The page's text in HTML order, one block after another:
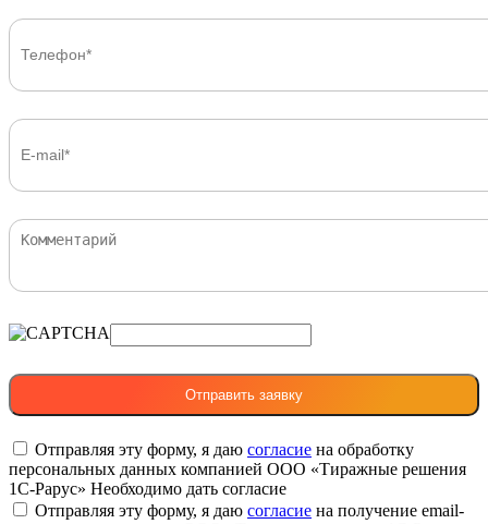
Отправляя эту форму, я даю согласие на обработку
персональных данных компанией ООО «Тиражные решения
1С-Рарус» Необходимо дать согласие
Отправляя эту форму, я даю согласие на получение email-